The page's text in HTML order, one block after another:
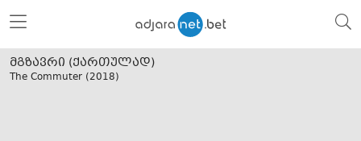
მგზავრი (ქართულად)
The Commuter (2018)